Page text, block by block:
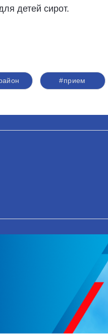
детей сирот.
#прием